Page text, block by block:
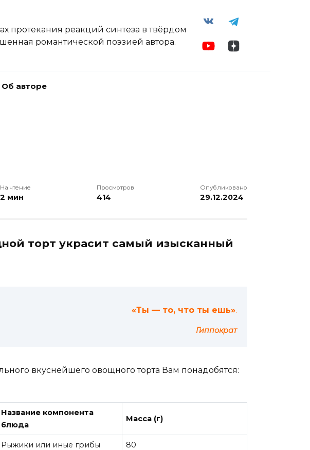
протекания реакций синтеза в твёрдом
романтической поэзией автора.
Об авторе
На чтение
2 мин
Просмотров
414
Опубликовано
29.12.2024
торт украсит самый изысканный
«Ты — то, что ты ешь».
Гиппократ
вкуснейшего овощного торта Вам понадобятся:
Название компонента
блюда
Масса (г)
Рыжики или иные грибы 80